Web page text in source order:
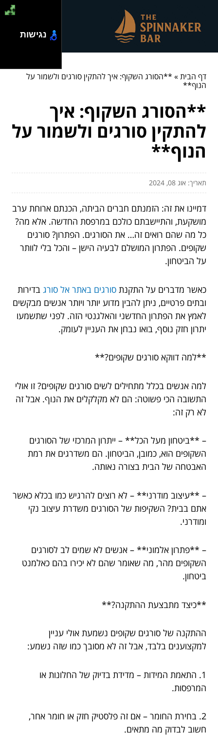
דף הבית» **הסורג השקוף: איך להתקין סורגים ולשמור על
הנוף**
**הסורג השקוף: איך
להתקין סורגים ולשמור על
הנוף**
תאריך: אוג 08, 2024
דמיינו את זה: הזמנתם חברים הביתה, הכנתם ארוחת ערב
מושקעת, והתיישבתם כולכם במרפסת החדשה. אלא מה?
כל מה שהם רואים זה… את הסורגים. הפתרון? סורגים
שקופים. הפתרון המושלם לבעיה הישן – והכל בלי לוותר
על הביטחון.
כאשר מדברים על התקנת סורגים באתר אל סורג בדירות
ובתים פרטיים, ניתן להבין מדוע יותר ויותר אנשים מבקשים
לאמץ את הפתרון החדשני והאלגנטי הזה. לפני שתשמעו
יתרון חזק נוסף, בואו נבחן את העניין לעומק.
**למה דווקא סורגים שקופים?**
למה אנשים בכלל מתחילים לשים סורגים שקופים? זו אולי
התשובה הכי פשוטה: הם לא מקלקלים את הנוף. אבל זה
לא רק זה:
– **ביטחון מעל הכל** – ייתרון המרכזי של הסורגים
השקופים הוא, כמובן, הביטחון. הם משדרגים את רמת
האבטחה של הבית בצורה נאותה.
– **עיצוב מודרני** – לא רוצים להרגיש כמו בכלא כאשר
אתם בבית? השקיפות של הסורגים משדרת עיצוב נקי
ומודרני.
– **פתרון אלמוני** – אנשים לא שמים לב לסורגים
השקופים מהר, מה שאומר שהם לא יכירו בהם כאלמנט
ביטחון.
**כיצד מתבצעת ההתקנה?**
ההתקנה של סורגים שקופים נשמעת אולי עניין
למקצוענים בלבד, אבל זה לא מסובך כמו שזה נשמע:
1. התאמת המידות – מדידת בדיוק של החלונות או
המרפסות.
2. בחירת החומר – אם זה פלסטיק חזק או חומר אחר,
חשוב לבדוק מה מתאים.
נגישות